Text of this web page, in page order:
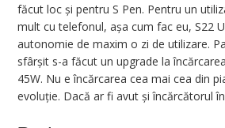
făcut loc și pentru S Pen. Pentru un
mult cu telefonul, așa cum fac eu, S22
autonomie de maxim o zi de utilizare.
sfârșit s-a făcut un upgrade la
45W. Nu e încărcarea cea mai cea din
evoluție. Dacă ar fi avut și încărcătorul